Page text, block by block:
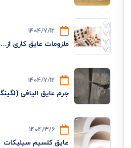
1404/7/12
ملزومات عایق کاری از...
1404/7/12
جرم عایق الیافی (لگینگ)
1404/3/6
عایق کلسیم سیلیکات